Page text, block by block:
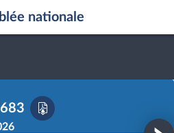
nationale